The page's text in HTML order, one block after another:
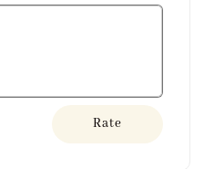
Rate